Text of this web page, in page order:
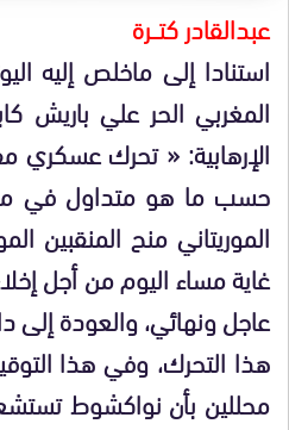
عبدالقادر كتـــرة
استنادا إلى ماخلص إليه
المغربي الحر علي باريش
الإرهابية: « تحرك عسكري
حسب ما هو متداول في
الموريتاني منح المنقبين
غاية مساء اليوم من أجل
عاجل ونهائي، والعودة إلى
هذا التحرك، وفي هذا
محللين بأن نواكشوط